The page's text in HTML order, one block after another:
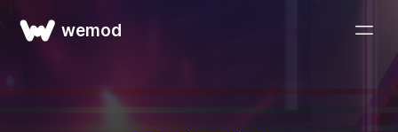
wemod